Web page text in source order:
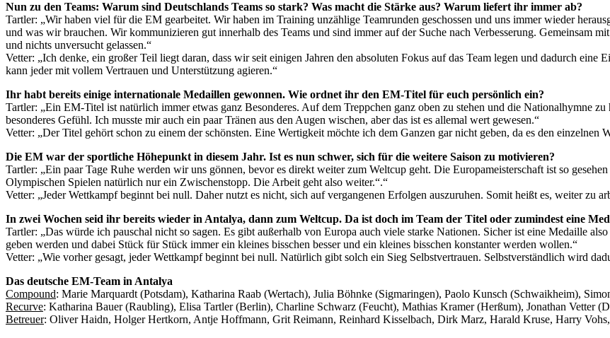
Nun zu den Teams: Warum sind Deutschlands Teams so stark? Was macht die Stärke aus? Warum liefert ihr immer ab?
Tartler: „Wir haben viel für die EM gearbeitet. Wir haben im Training unzählige Teamrunden geschossen und uns immer wieder
und was wir brauchen. Wir kommunizieren gut innerhalb des Teams und sind immer auf der Suche nach Verbesserung. Gemeinsam
und nichts unversucht gelassen.“
Vetter: „Ich denke, ein großer Teil liegt daran, dass wir seit einigen Jahren den absoluten Fokus auf das Team legen und dadurch
kann jeder mit vollem Vertrauen und Unterstützung agieren.“
Ihr habt bereits einige internationale Medaillen gewonnen. Wie ordnet ihr den EM-Titel für euch persönlich ein?
Tartler: „Ein EM-Titel ist natürlich immer etwas ganz Besonderes. Auf dem Treppchen ganz oben zu stehen und die Nationalhymne
besonderes Gefühl. Ich musste mir auch ein paar Tränen aus den Augen wischen, aber das ist es allemal wert gewesen.“
Vetter: „Der Titel gehört schon zu einem der schönsten. Eine Wertigkeit möchte ich dem Ganzen gar nicht geben, da es den einzelnen
Die EM war der sportliche Höhepunkt in diesem Jahr. Ist es nun schwer, sich für die weitere Saison zu motivieren?
Tartler: „Ein paar Tage Ruhe werden wir uns gönnen, bevor es direkt weiter zum Weltcup geht. Die Europameisterschaft ist so
Olympischen Spielen natürlich nur ein Zwischenstopp. Die Arbeit geht also weiter.“.“
Vetter: „Jeder Wettkampf beginnt bei null. Daher nutzt es nicht, sich auf vergangenen Erfolgen auszuruhen. Somit heißt es, weiter zu
In zwei Wochen seid ihr bereits wieder in Antalya, dann zum Weltcup. Da ist doch im Team der Titel oder zumindest eine
Tartler: „Das würde ich pauschal nicht so sagen. Es gibt außerhalb von Europa auch viele starke Nationen. Sicher ist eine Medaille
geben werden und dabei Stück für Stück immer ein kleines bisschen besser und ein kleines bisschen konstanter werden wollen.“
Vetter: „Wie vorher gesagt, jeder Wettkampf beginnt bei null. Natürlich gibt solch ein Sieg Selbstvertrauen. Selbstverständlich wird
Das deutsche EM-Team in Antalya
Compound: Marie Marquardt (Potsdam), Katharina Raab (Wertach), Julia Böhnke (Sigmaringen), Paolo Kunsch (Schwaikheim),
Recurve: Katharina Bauer (Raubling), Elisa Tartler (Berlin), Charline Schwarz (Feucht), Mathias Kramer (Herßum), Jonathan Vetter
Betreuer: Oliver Haidn, Holger Hertkorn, Antje Hoffmann, Grit Reimann, Reinhard Kisselbach, Dirk Marz, Harald Kruse, Harry